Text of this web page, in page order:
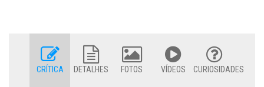
CRÍTICA DETALHES FOTOS VÍDEOS CURIOSIDADES